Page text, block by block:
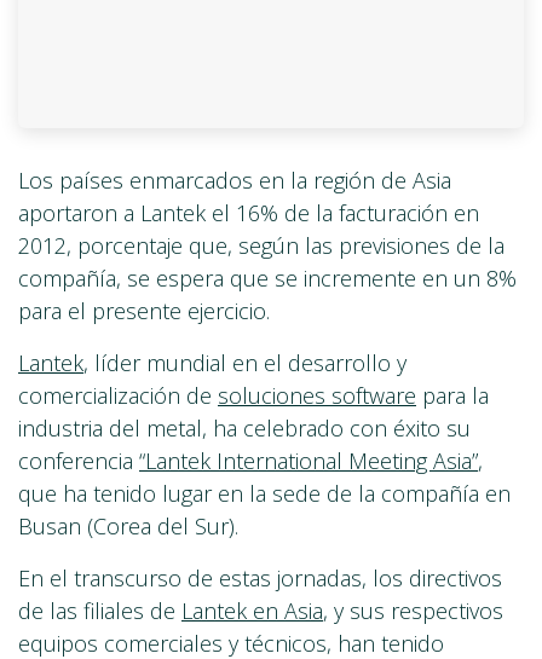
Los países enmarcados en la región de Asia
aportaron a Lantek el 16% de la facturación en
2012, porcentaje que, según las previsiones de la
compañía, se espera que se incremente en un 8%
para el presente ejercicio.
Lantek, líder mundial en el desarrollo y
comercialización de soluciones software para la
industria del metal, ha celebrado con éxito su
conferencia “Lantek International Meeting Asia”,
que ha tenido lugar en la sede de la compañía en
Busan (Corea del Sur).
En el transcurso de estas jornadas, los directivos
de las filiales de Lantek en Asia, y sus respectivos
equipos comerciales y técnicos, han tenido